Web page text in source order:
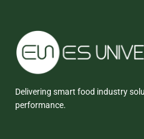
Delivering smart food industry
performance.